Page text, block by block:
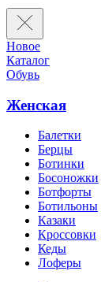
Новое
Каталог
Обувь
Женская
Балетки
Берцы
Ботинки
Босоножки
Ботфорты
Ботильоны
Казаки
Кроссовки
Кеды
Лоферы